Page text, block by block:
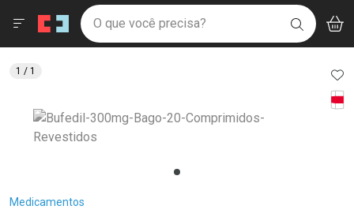
Drogaria São Paulo
Ir direto para a home
pela página
Ir direto para o conteúdo
Ir direto para a busca
Ir direto para a conta
Ir direto para a notificações
Ir direto para o carrinho
Ir direto para o menu
Faça a sua busca
O que você precisa? BUSCAR
Menu
Breadcrumb
Medicamentos
1 / 1